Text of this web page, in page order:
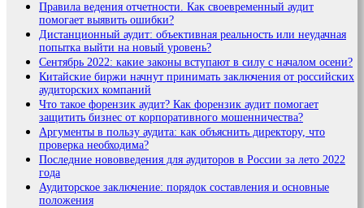
Правила ведения отчетности. Как своевременный аудит
помогает выявить ошибки?
Дистанционный аудит: объективная реальность или неудачная
попытка выйти на новый уровень?
Сентябрь 2022: какие законы вступают в силу с началом осени?
Китайские биржи начнут принимать заключения от российских
аудиторских компаний
Что такое форензик аудит? Как форензик аудит помогает
защитить бизнес от корпоративного мошенничества?
Аргументы в пользу аудита: как объяснить директору, что
проверка необходима?
Последние нововведения для аудиторов в России за лето 2022
года
Аудиторское заключение: порядок составления и основные
положения